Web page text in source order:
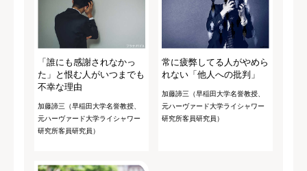
「誰にも感謝されなかっ
た」と恨む人がいつまでも
不幸な理由
加藤諦三（早稲田大学名誉教授、
元ハーヴァード大学ライシャワー
研究所客員研究員）
常に疲弊してる人がやめら
れない「他人への批判」
加藤諦三（早稲田大学名誉教授、
元ハーヴァード大学ライシャワー
研究所客員研究員）